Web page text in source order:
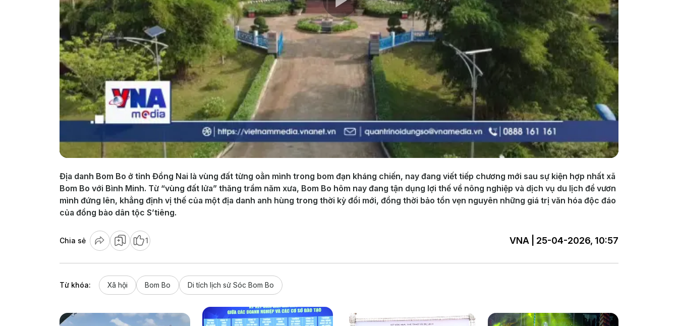
Play
Video
Địa danh Bom Bo ở tỉnh Đồng Nai là vùng đất từng oằn mình trong bom đạn kháng chiến, nay đang viết tiếp chương mới sau sự kiện hợp nhất xã
Bom Bo với Bình Minh. Từ “vùng đất lửa” thăng trầm năm xưa, Bom Bo hôm nay đang tận dụng lợi thế về nông nghiệp và dịch vụ du lịch để vươn
mình đứng lên, khẳng định vị thế của một địa danh anh hùng trong thời kỳ đổi mới, đồng thời bảo tồn vẹn nguyên những giá trị văn hóa độc đáo
của đồng bào dân tộc S’tiêng.
Chia sẻ 1 VNA | 25-04-2026, 10:57
Từ khóa: Xã hội Bom Bo Di tích lịch sử Sóc Bom Bo